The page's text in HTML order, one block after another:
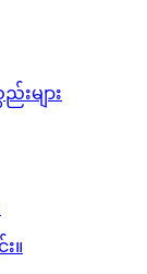
းများ
။